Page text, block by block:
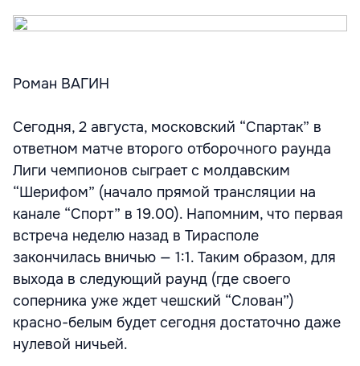
Роман ВАГИН
Сегодня, 2 августа, московский “Спартак” в
ответном матче второго отборочного раунда
Лиги чемпионов сыграет с молдавским
“Шерифом” (начало прямой трансляции на
канале “Спорт” в 19.00). Напомним, что первая
встреча неделю назад в Тирасполе
закончилась вничью — 1:1. Таким образом, для
выхода в следующий раунд (где своего
соперника уже ждет чешский “Слован”)
красно-белым будет сегодня достаточно даже
нулевой ничьей.